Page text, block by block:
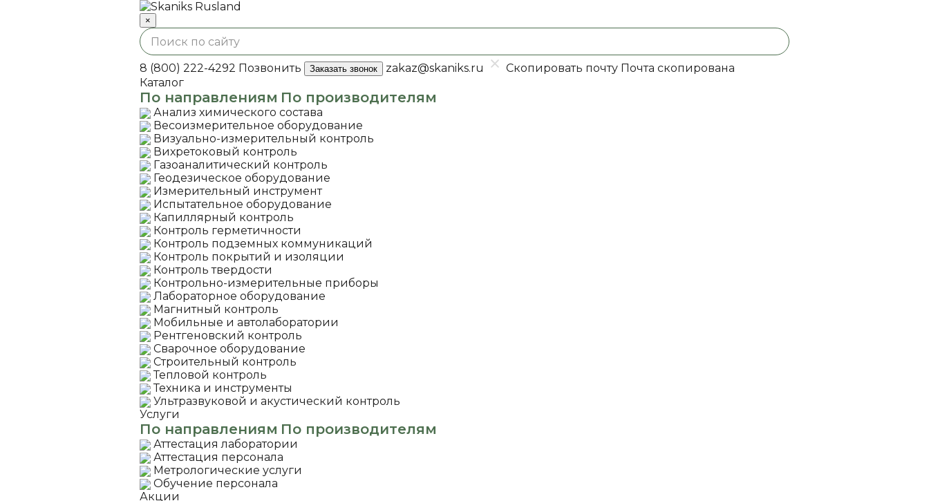
×
8 (800) 222-4292 Позвонить Заказать звонок zakaz@skaniks.ru Скопировать почту Почта скопирована
Каталог
По направлениям По производителям
Анализ химического состава
Весоизмерительное оборудование
Визуально-измерительный контроль
Вихретоковый контроль
Газоаналитический контроль
Геодезическое оборудование
Измерительный инструмент
Испытательное оборудование
Капиллярный контроль
Контроль герметичности
Контроль подземных коммуникаций
Контроль покрытий и изоляции
Контроль твердости
Контрольно-измерительные приборы
Лабораторное оборудование
Магнитный контроль
Мобильные и автолаборатории
Рентгеновский контроль
Сварочное оборудование
Строительный контроль
Тепловой контроль
Техника и инструменты
Ультразвуковой и акустический контроль
Услуги
По направлениям По производителям
Аттестация лаборатории
Аттестация персонала
Метрологические услуги
Обучение персонала
Акции